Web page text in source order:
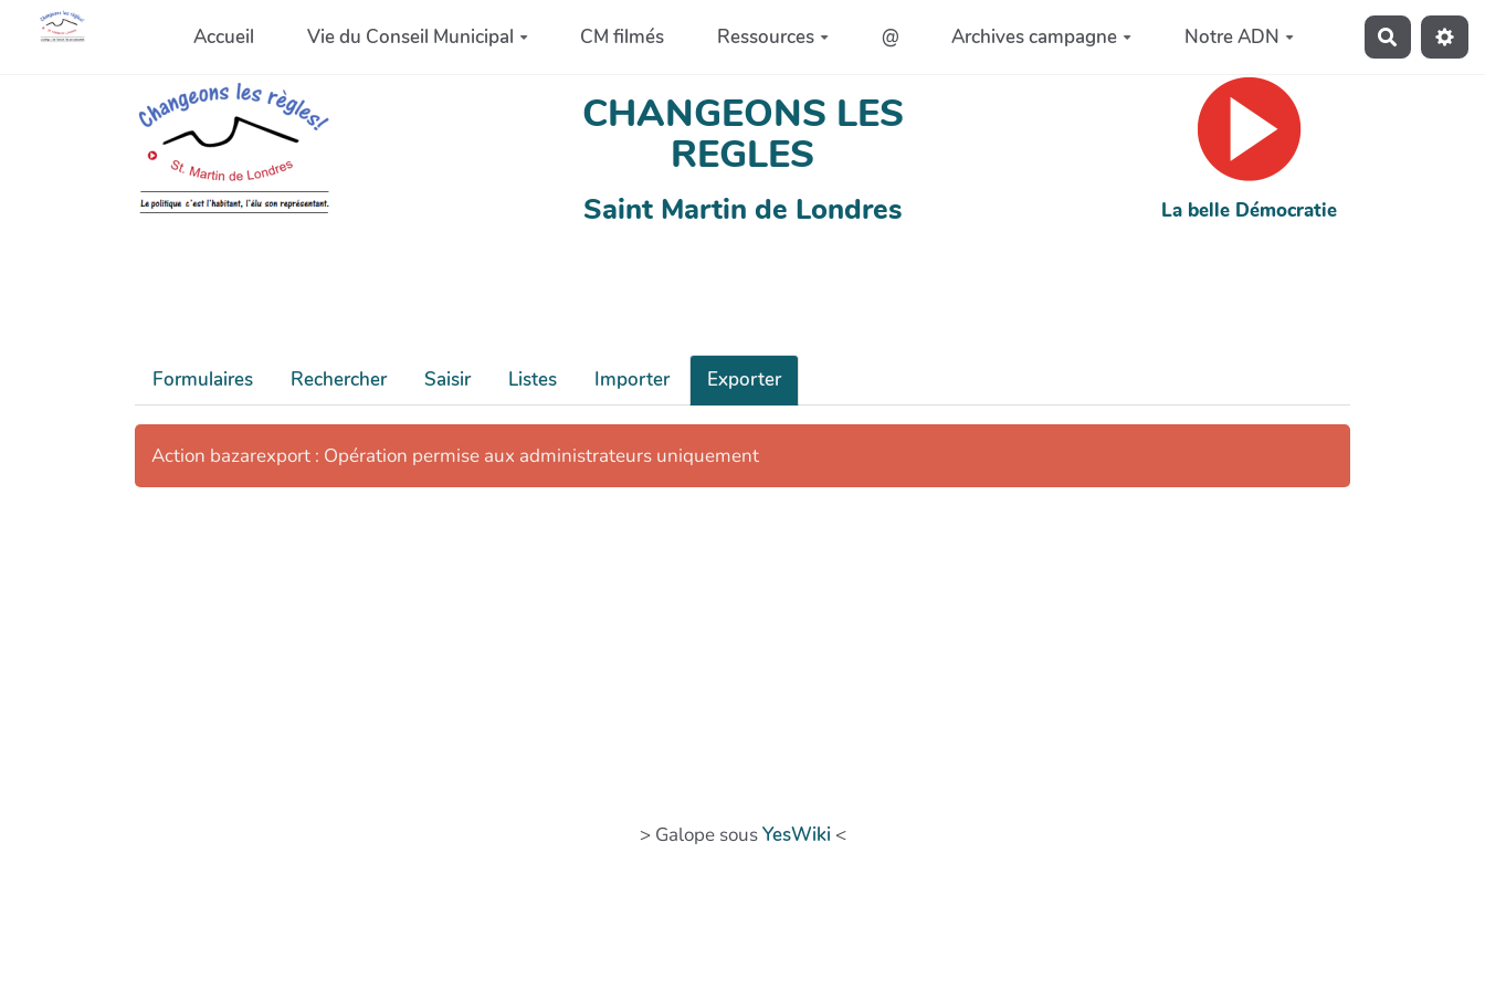
Accueil Vie du Conseil Municipal CM filmés Ressources @ Archives campagne Notre ADN
CHANGEONS LES
REGLES
Saint Martin de Londres La belle Démocratie
Formulaires Rechercher Saisir Listes Importer Exporter
Action bazarexport : Opération permise aux administrateurs uniquement
> Galope sousYesWiki <